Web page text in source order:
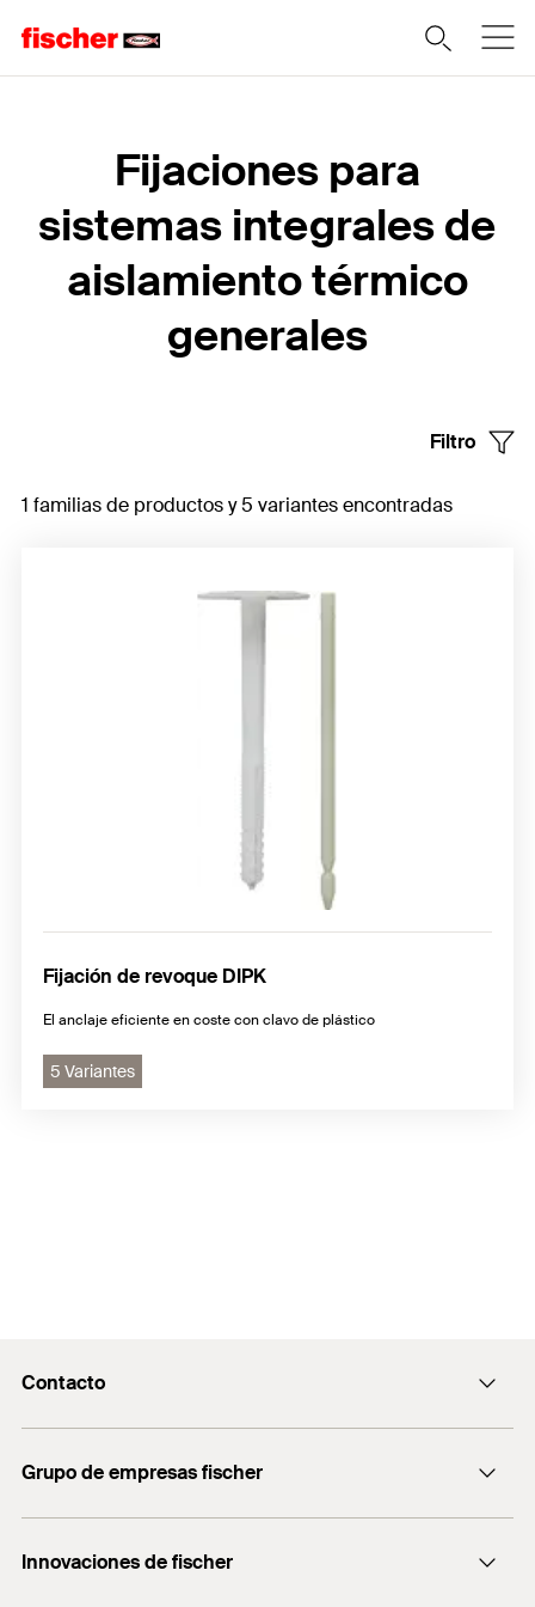
Fijaciones para
sistemas integrales de
aislamiento térmico
generales
Filtro
1 familias de productos y 5 variantes encontradas
Fijación de revoque DIPK
El anclaje eficiente en coste con clavo de plástico
5 Variantes
Contacto
Recepcion@fischer.com.ar
+54 (11) 4721-7700
Grupo de empresas fischer
fischertechnik
Innovaciones de fischer